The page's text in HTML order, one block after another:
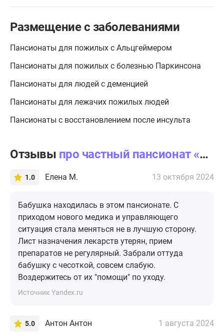
Размещение с заболеваниями
Пансионаты для пожилых с Альцгеймером
Пансионаты для пожилых с болезнью Паркинсона
Пансионаты для людей с деменцией
Пансионаты для лежачих пожилых людей
Пансионаты с восстановлением после инсульта
Отзывы про частный пансионат «Линия жизни» Видное
1.0 Елена М. 13 октября 2024
Бабушка находилась в этом пансионате. С
приходом нового медика и управляющего
ситуация стала меняться не в лучшую сторону.
Лист назначения лекарств утерян, прием
препаратов не регулярный. Забрали оттуда
бабушку с чесоткой, совсем слабую.
Воздержитесь от их "помощи" по уходу.
Источник Yandex.ru
5.0 Антон Антон 1 августа 2024